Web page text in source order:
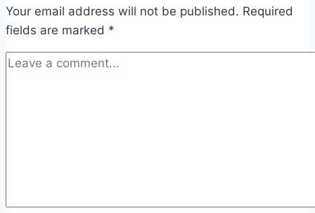
Your email address will not be published. Required
fields are marked *